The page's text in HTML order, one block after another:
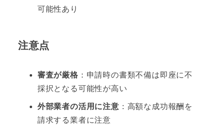
可能性あり
注意点
審査が厳格 ：申請時の書類不備は即座に不
採択となる可能性が高い
外部業者の活用に注意 ：高額な成功報酬を
請求する業者に注意